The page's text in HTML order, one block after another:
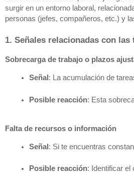
surgir en un entorno laboral,
personas (jefes, compañeros, etc.) y
1. Señales relacionadas con las
Sobrecarga de trabajo o plazos
Señal : La acumulación de
Posible reacción: Esta
Falta de recursos o información
Señal: Si te encuentras
Posible reacción: Identificar el